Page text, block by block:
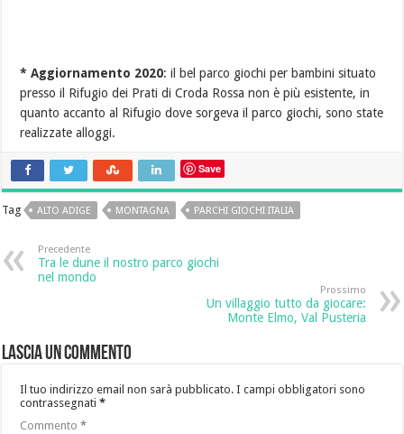
* Aggiornamento 2020: il bel parco giochi per bambini situato
presso il Rifugio dei Prati di Croda Rossa non è più esistente, in
quanto accanto al Rifugio dove sorgeva il parco giochi, sono state
realizzate alloggi.
Save
Tag ALTO ADIGE MONTAGNA PARCHI GIOCHI ITALIA
Precedente
Tra le dune il nostro parco giochi
nel mondo
Prossimo
Un villaggio tutto da giocare:
Monte Elmo, Val Pusteria
Lascia un commento
Il tuo indirizzo email non sarà pubblicato. I campi obbligatori sono
contrassegnati*
Commento*